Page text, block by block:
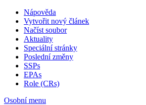
Nápověda
Vytvořit nový článek
Načíst soubor
Aktuality
Speciální stránky
Poslední změny
SSPs
EPAs
Role (CRs)
Osobní menu